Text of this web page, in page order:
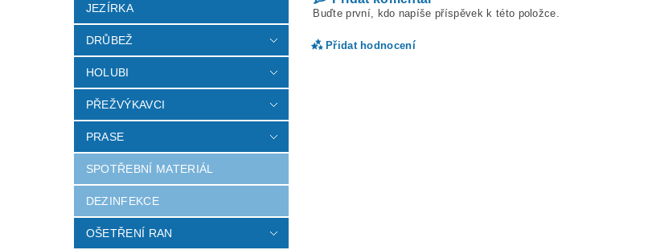
JEZÍRKA
DRŮBEŽ
HOLUBI
PŘEŽVÝKAVCI
PRASE
SPOTŘEBNÍ MATERIÁL
DEZINFEKCE
OŠETŘENÍ RAN
Buďte první, kdo napíše příspěvek k této položce.
Přidat hodnocení